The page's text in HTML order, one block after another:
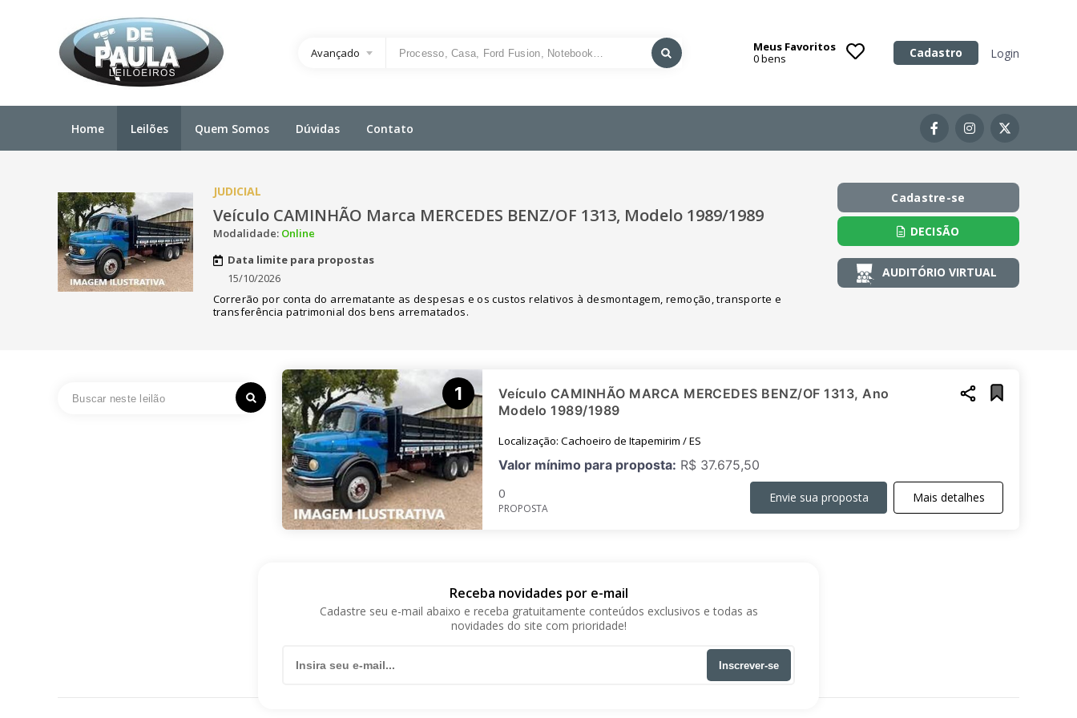
Avançado
Meus Favoritos
0bens Cadastro Login
Home Leilões Quem Somos Dúvidas Contato
Categoria
JUDICIAL
Veículo CAMINHÃO Marca MERCEDES BENZ/OF 1313, Modelo 1989/1989
Modalidade: Online
Data limite para propostas
15/10/2026
Correrão por conta do arrematante as despesas e os custos relativos à desmontagem, remoção, transporte e
transferência patrimonial dos bens arrematados.
Cadastre-se
DECISÃO
AUDITÓRIO VIRTUAL
Imprimir Forma de exibição: Ordenar por:
1
Veículo CAMINHÃO MARCA MERCEDES BENZ/OF 1313, Ano
Modelo 1989/1989
Localização: Cachoeiro de Itapemirim / ES
Valor mínimo para proposta: R$ 37.675,50
0
PROPOSTA
Envie sua proposta Mais detalhes
Receba novidades por e-mail
Cadastre seu e-mail abaixo e receba gratuitamente conteúdos exclusivos e todas as
novidades do site com prioridade!
Inscrever-se